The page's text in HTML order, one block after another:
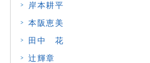
岸本耕平
本阪恵美
田中 花
辻輝章